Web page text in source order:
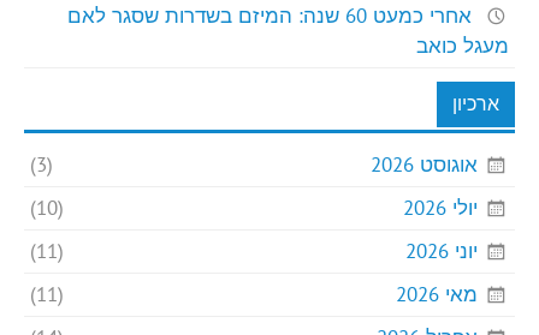
אחרי כמעט 60 שנה: המיזם בשדרות שסגר לאם
מעגל כואב
ארכיון
אוגוסט 2026
יולי 2026
יוני 2026
מאי 2026